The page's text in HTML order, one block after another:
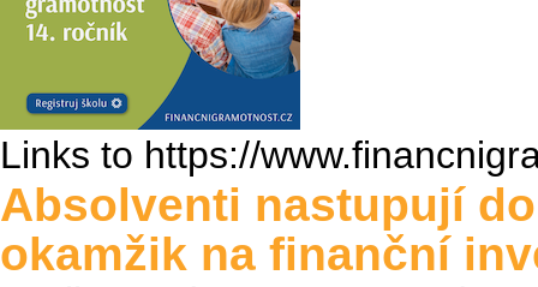
Links to https://
Absolventi nastupují
okamžik na finanční